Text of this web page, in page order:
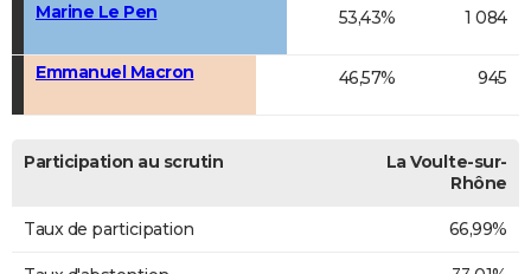
Marine Le Pen
53,43% 1 084
Emmanuel Macron 46,57% 945
Participation au scrutin
La Voulte-sur-
Rhône
Taux de participation 66,99%